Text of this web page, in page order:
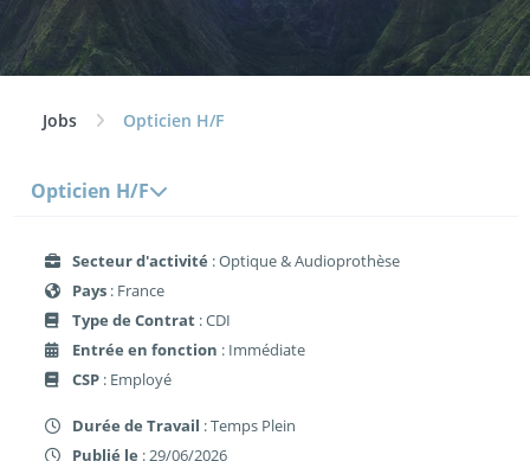
Jobs Opticien H/F
Opticien H/F
Secteur d'activité : Optique & Audioprothèse
Pays : France
Type de Contrat : CDI
Entrée en fonction : Immédiate
CSP : Employé
Durée de Travail : Temps Plein
Publié le : 29/06/2026